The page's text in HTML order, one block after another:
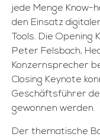
jede Menge Know-
den Einsatz
Tools. Die Opening
Peter Felsbach,
Konzernsprecher
Closing Keynote
Geschäftsführer
gewonnen werden.
Der thematische